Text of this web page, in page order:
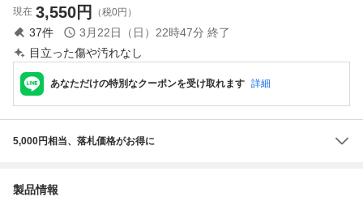
現在 3,550円 （税0円）
37件 3月22日（日）22時47分 終了
目立った傷や汚れなし
あなただけの特別なクーポンを受け取れます 詳細
5,000円相当、落札価格がお得に
製品情報